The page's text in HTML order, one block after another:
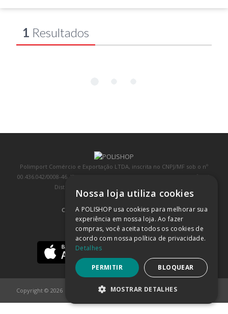
1 Resultados
Polimport Comércio e Exportação LTDA, inscrita no CNPJ/MF sob o nº
00.436.042/0008-46, IE 407.458.707.103, com sede na Rua Kanebo, nº 175,
Distrito Industrial, Jundiaí/SP, CEP: 13213-090
COMPRA 100% SEGURA (SAIBA MAIS)
BAIXE NOSSO APP
Copyright © 2026
Nossa loja utiliza cookies
A POLISHOP usa cookies para melhorar sua
experiência em nossa loja. Ao fazer
compras, você aceita todos os cookies de
acordo com nossa política de privacidade.
Detalhes
PERMITIR BLOQUEAR
MOSTRAR DETALHES
ESTRITAMENTE NECESSÁRIOS